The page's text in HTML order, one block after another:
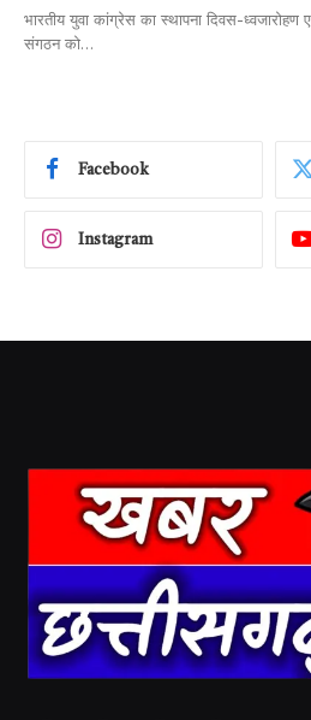
भारतीय युवा कांग्रेस का स्थापना दिवस-
संगठन को…
Facebook
Instagram